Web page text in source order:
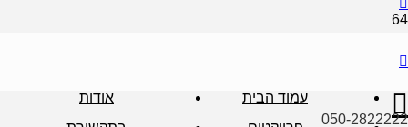
050-2822222
עמוד הבית
אודות